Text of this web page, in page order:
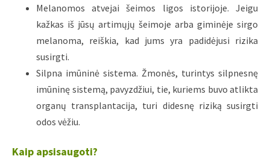
Melanomos atvejai šeimos ligos istorijoje. Jeigu
kažkas iš jūsų artimųjų šeimoje arba giminėje sirgo
melanoma, reiškia, kad jums yra padidėjusi rizika
susirgti.
Silpna imūninė sistema. Žmonės, turintys silpnesnę
imūninę sistemą, pavyzdžiui, tie, kuriems buvo atlikta
organų transplantacija, turi didesnę riziką susirgti
odos vėžiu.
Kaip apsisaugoti?